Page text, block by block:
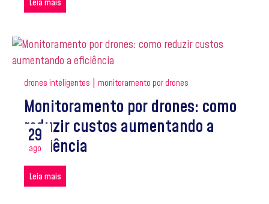
Leia mais
drones inteligentes | monitoramento por drones
Monitoramento por drones: como
reduzir custos aumentando a
eficiência
Leia mais
29
ago